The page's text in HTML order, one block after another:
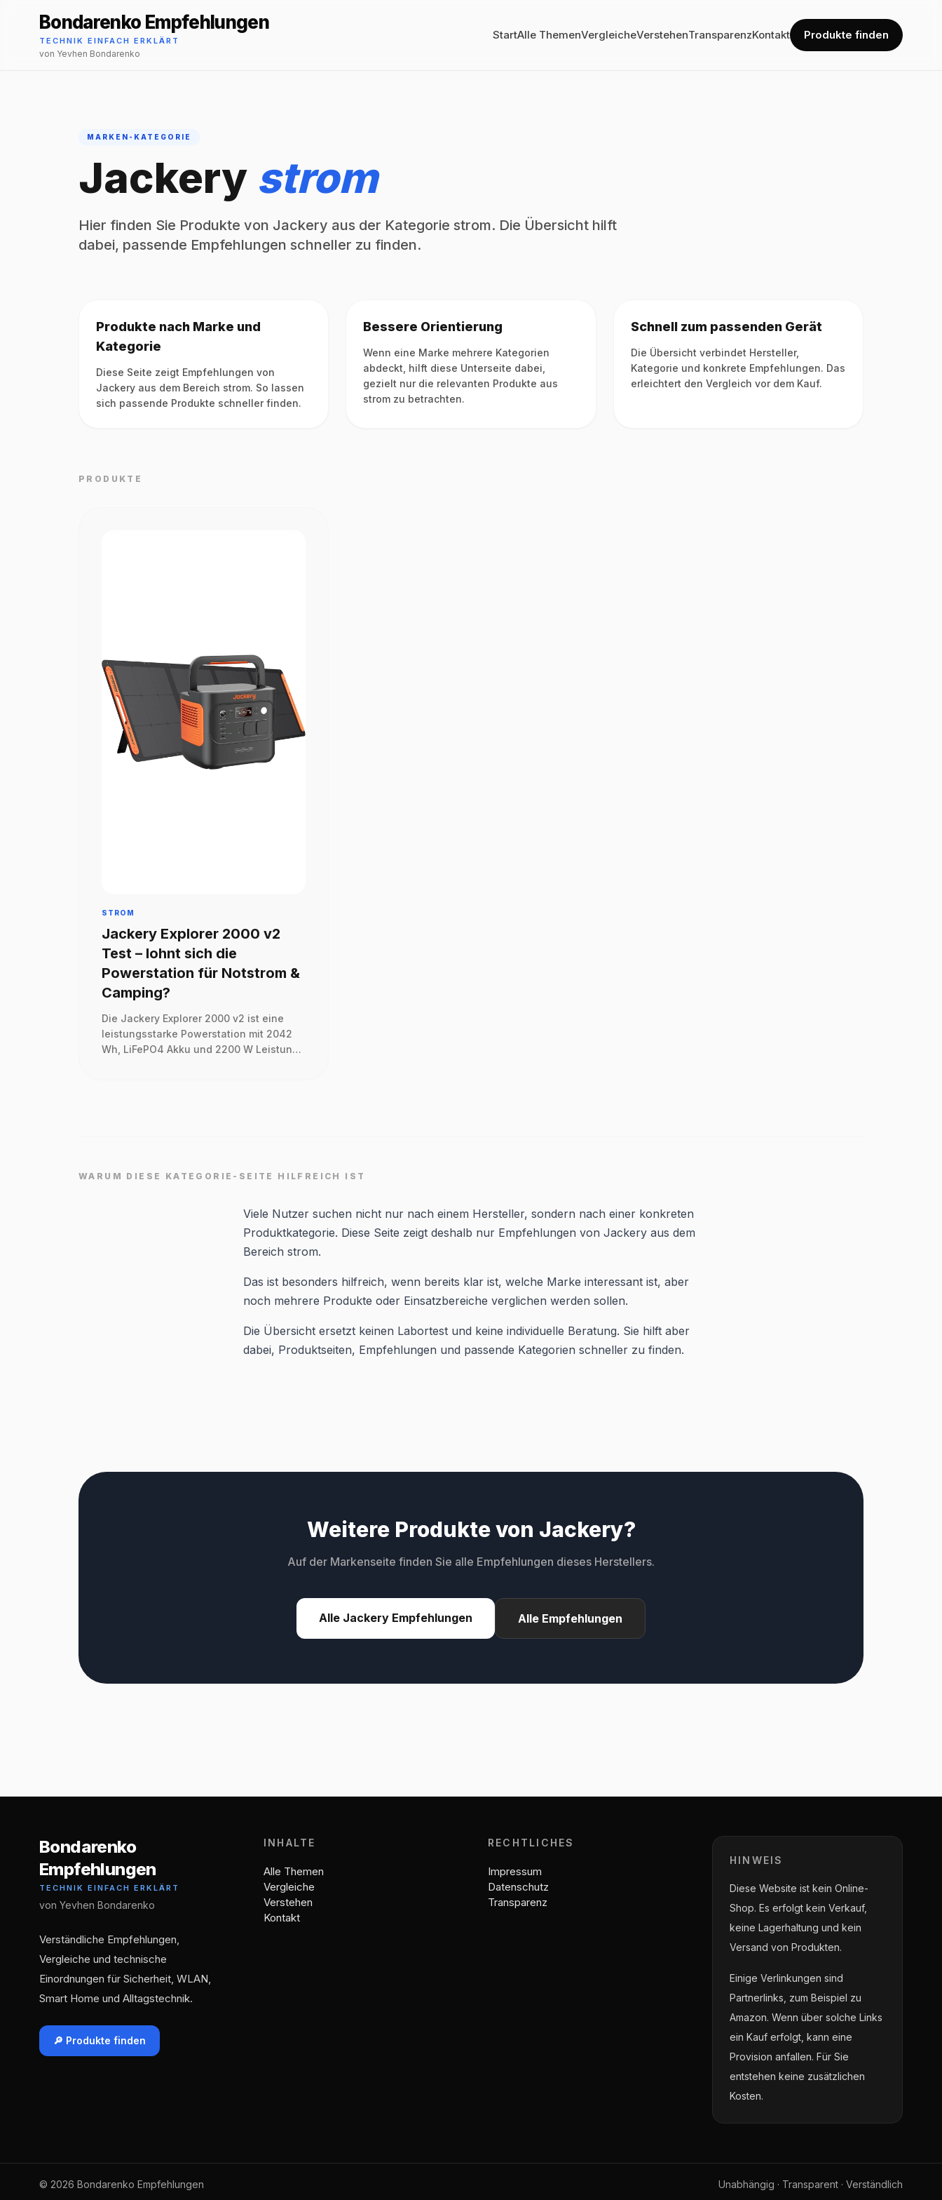
Bondarenko Empfehlungen
TECHNIK EINFACH ERKLÄRT
von Yevhen Bondarenko
StartAlle ThemenVergleicheVerstehenTransparenzKontakt Produkte finden
MARKEN-KATEGORIE
Jackery strom
Hier finden Sie Produkte von Jackery aus der Kategorie strom. Die Übersicht hilft
dabei, passende Empfehlungen schneller zu finden.
Produkte nach Marke und
Kategorie
Diese Seite zeigt Empfehlungen von
Jackery aus dem Bereich strom. So lassen
sich passende Produkte schneller finden.
Bessere Orientierung
Wenn eine Marke mehrere Kategorien
abdeckt, hilft diese Unterseite dabei,
gezielt nur die relevanten Produkte aus
strom zu betrachten.
Schnell zum passenden Gerät
Die Übersicht verbindet Hersteller,
Kategorie und konkrete Empfehlungen. Das
erleichtert den Vergleich vor dem Kauf.
PRODUKTE
STROM
Jackery Explorer 2000 v2
Test – lohnt sich die
Powerstation für Notstrom &
Camping?
Die Jackery Explorer 2000 v2 ist eine
leistungsstarke Powerstation mit 2042
Wh, LiFePO4 Akku und 2200 W Leistung.
WARUM DIESE KATEGORIE-SEITE HILFREICH IST
Viele Nutzer suchen nicht nur nach einem Hersteller, sondern nach einer konkreten
Produktkategorie. Diese Seite zeigt deshalb nur Empfehlungen von Jackery aus dem
Bereich strom.
Das ist besonders hilfreich, wenn bereits klar ist, welche Marke interessant ist, aber
noch mehrere Produkte oder Einsatzbereiche verglichen werden sollen.
Die Übersicht ersetzt keinen Labortest und keine individuelle Beratung. Sie hilft aber
dabei, Produktseiten, Empfehlungen und passende Kategorien schneller zu finden.
Weitere Produkte von Jackery?
Auf der Markenseite finden Sie alle Empfehlungen dieses Herstellers.
Alle Jackery Empfehlungen Alle Empfehlungen
Bondarenko
Empfehlungen
TECHNIK EINFACH ERKLÄRT
von Yevhen Bondarenko
Verständliche Empfehlungen,
Vergleiche und technische
Einordnungen für Sicherheit, WLAN,
Smart Home und Alltagstechnik.
🔎 Produkte finden
INHALTE
Alle Themen
Vergleiche
Verstehen
Kontakt
RECHTLICHES
Impressum
Datenschutz
Transparenz
HINWEIS
Diese Website ist kein Online-
Shop. Es erfolgt kein Verkauf,
keine Lagerhaltung und kein
Versand von Produkten.
Einige Verlinkungen sind
Partnerlinks, zum Beispiel zu
Amazon. Wenn über solche Links
ein Kauf erfolgt, kann eine
Provision anfallen. Für Sie
entstehen keine zusätzlichen
Kosten.
© 2026 Bondarenko Empfehlungen Unabhängig · Transparent · Verständlich